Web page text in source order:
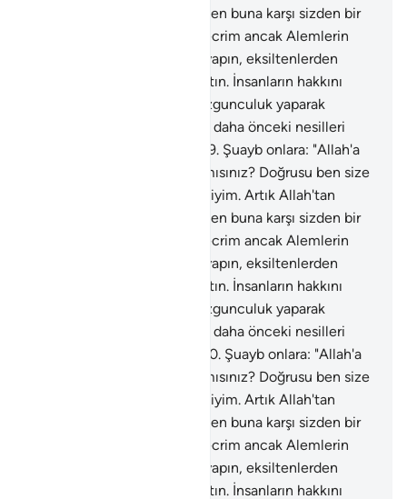
sakının ve bana itaat edin. Ben buna karşı sizden bir
ücret istemiyorum, benim ecrim ancak Alemlerin
Rabbine aittir. Ölçüyü tam yapın, eksiltenlerden
olmayın. Doğru terazi ile tartın. İnsanların hakkını
azaltmayın. Yeryüzünde bozgunculuk yaparak
karışıklık çıkarmayın. Sizi ve daha önceki nesilleri
179. Şuayb onlara: "Allah'a
karşı gelmekten sakınmaz mısınız? Doğrusu ben size
gönderilmiş güvenilir bir elçiyim. Artık Allah'tan
sakının ve bana itaat edin. Ben buna karşı sizden bir
ücret istemiyorum, benim ecrim ancak Alemlerin
Rabbine aittir. Ölçüyü tam yapın, eksiltenlerden
olmayın. Doğru terazi ile tartın. İnsanların hakkını
azaltmayın. Yeryüzünde bozgunculuk yaparak
karışıklık çıkarmayın. Sizi ve daha önceki nesilleri
180. Şuayb onlara: "Allah'a
karşı gelmekten sakınmaz mısınız? Doğrusu ben size
gönderilmiş güvenilir bir elçiyim. Artık Allah'tan
sakının ve bana itaat edin. Ben buna karşı sizden bir
ücret istemiyorum, benim ecrim ancak Alemlerin
Rabbine aittir. Ölçüyü tam yapın, eksiltenlerden
olmayın. Doğru terazi ile tartın. İnsanların hakkını